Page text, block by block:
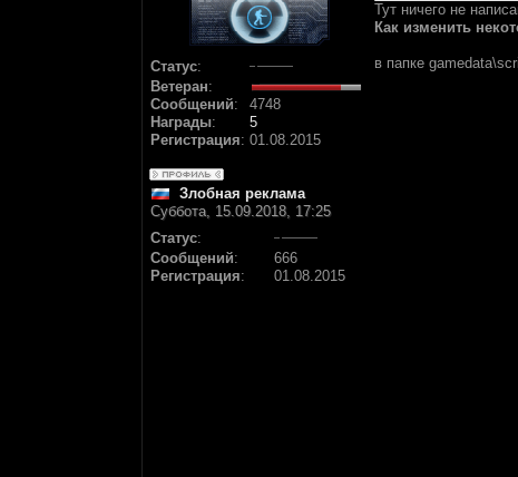
Статус:
Ветеран:
Сообщений:
4748
Награды:
5
Регистрация: 01.08.2015
Тут ничего не
Как изменить
в папке
Злобная реклама
Суббота, 15.09.2018, 17:25
Статус:
Сообщений:
666
Регистрация: 01.08.2015